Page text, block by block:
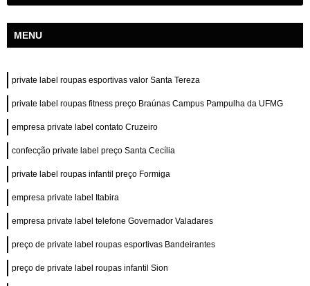
MENU
private label roupas esportivas valor Santa Tereza
private label roupas fitness preço Braúnas Campus Pampulha da UFMG
empresa private label contato Cruzeiro
confecção private label preço Santa Cecília
private label roupas infantil preço Formiga
empresa private label Itabira
empresa private label telefone Governador Valadares
preço de private label roupas esportivas Bandeirantes
preço de private label roupas infantil Sion